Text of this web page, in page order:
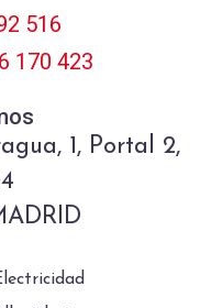
516
170 423
1, Portal 2,